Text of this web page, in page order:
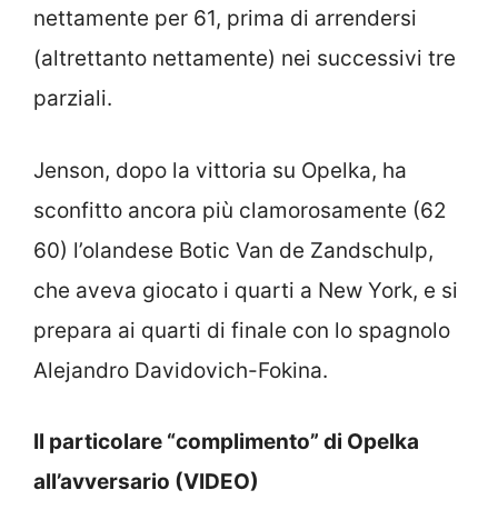
nettamente per 61, prima di arrendersi
(altrettanto nettamente) nei successivi tre
parziali.
Jenson, dopo la vittoria su Opelka, ha
sconfitto ancora più clamorosamente (62
60) l’olandese Botic Van de Zandschulp,
che aveva giocato i quarti a New York, e si
prepara ai quarti di finale con lo spagnolo
Alejandro Davidovich-Fokina.
Il particolare “complimento” di Opelka
all’avversario (VIDEO)